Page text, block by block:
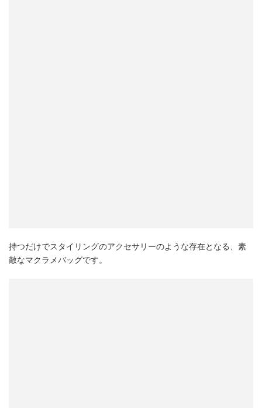
持つだけでスタイリングのアクセサリーのような存在となる、素
敵なマクラメバッグです。